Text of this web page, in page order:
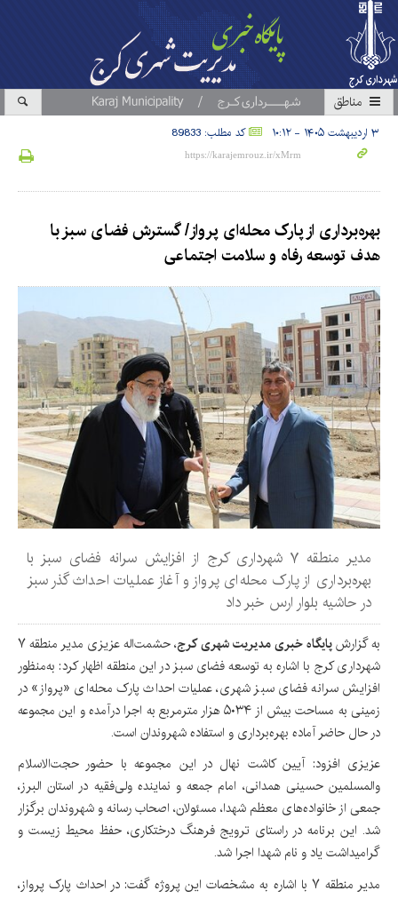
مناطق
۳ اردیبهشت ۱۴۰۵ - ۱۰:۱۲ کد مطلب: 89833
بهره‌برداری از پارک محله‌ای پرواز/ گسترش فضای سبز با
هدف توسعه رفاه و سلامت اجتماعی
مدیر منطقه ۷ شهرداری کرج از افزایش سرانه فضای سبز با
بهره‌برداری از پارک محله‌ای پرواز و آغاز عملیات احداث گذر سبز
در حاشیه بلوار ارس خبر داد
به گزارشپایگاه خبری مدیریت شهری کرج
، حشمت‌اله عزیزی مدیر منطقه ۷
شهرداری کرج با اشاره به توسعه فضای سبز در این منطقه اظهار کرد: به‌منظور
افزایش سرانه فضای سبز شهری، عملیات احداث پارک محله‌ای «پرواز» در
زمینی به مساحت بیش از ۵۰۳۴ هزار مترمربع به اجرا درآمده و این مجموعه
در حال حاضر آماده بهره‌برداری و استفاده شهروندان است.
عزیزی افزود: آیین کاشت نهال در این مجموعه با حضور حجت‌الاسلام
والمسلمین حسینی همدانی، امام جمعه و نماینده ولی‌فقیه در استان البرز،
جمعی از خانواده‌های معظم شهدا، مسئولان، اصحاب رسانه و شهروندان برگزار
شد. این برنامه در راستای ترویج فرهنگ درختکاری، حفظ محیط زیست و
گرامیداشت یاد و نام شهدا اجرا شد.
مدیر منطقه ۷ با اشاره به مشخصات این پروژه گفت: در احداث پارک پرواز،